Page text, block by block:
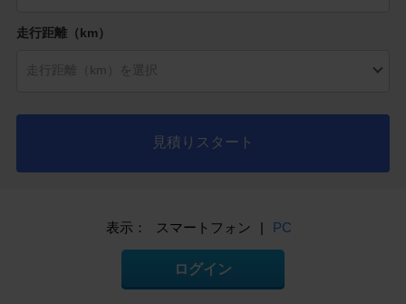
走行距離（km）
見積りスタート
表示： スマートフォン | PC
ログイン